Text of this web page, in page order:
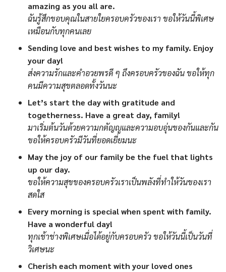
amazing as you all are.
ฉันรู้สึกขอบคุณในสายใยครอบครัวของเรา ขอให้วันนี้พิเศษ
เหมือนกับทุกคนเลย
Sending love and best wishes to my family. Enjoy
your day!
ส่งความรักและคำอวยพรดี ๆ ถึงครอบครัวของฉัน ขอให้ทุก
คนมีความสุขตลอดทั้งวันนะ
Let’s start the day with gratitude and
togetherness. Have a great day, family!
มาเริ่มต้นวันด้วยความกตัญญูและความอบอุ่นของกันและกัน
ขอให้ครอบครัวมีวันที่ยอดเยี่ยมนะ
May the joy of our family be the fuel that lights
up our day.
ขอให้ความสุขของครอบครัวเราเป็นพลังที่ทำให้วันของเรา
สดใส
Every morning is special when spent with family.
Have a wonderful day!
ทุกเช้าช่างพิเศษเมื่อได้อยู่กับครอบครัว ขอให้วันนี้เป็นวันที่
วิเศษนะ
Cherish each moment with your loved ones